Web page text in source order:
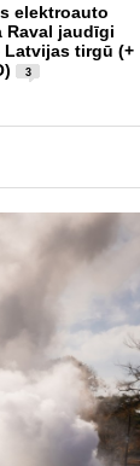
elektroauto
Raval jaudīgi
Latvijas tirgū (+
3